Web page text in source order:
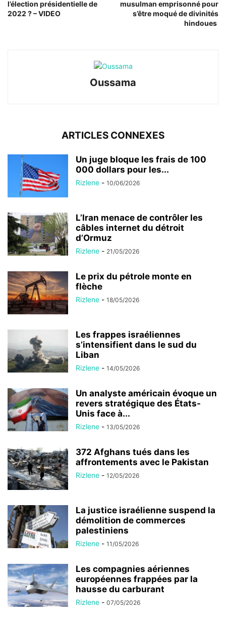
l’élection présidentielle de
2022 ? – VIDEO
musulman emprisonné pour
s’être moqué de divinités
hindoues
Oussama
ARTICLES CONNEXES
Un juge bloque les frais de 100
000 dollars pour les...
Rizlene - 10/06/2026
L’Iran menace de contrôler les
câbles internet du détroit
d’Ormuz
Rizlene - 21/05/2026
Le prix du pétrole monte en
flèche
Rizlene - 18/05/2026
Les frappes israéliennes
s’intensifient dans le sud du
Liban
Rizlene - 14/05/2026
Un analyste américain évoque un
revers stratégique des États-
Unis face à...
Rizlene - 13/05/2026
372 Afghans tués dans les
affrontements avec le Pakistan
Rizlene - 12/05/2026
La justice israélienne suspend la
démolition de commerces
palestiniens
Rizlene - 11/05/2026
Les compagnies aériennes
européennes frappées par la
hausse du carburant
Rizlene - 07/05/2026